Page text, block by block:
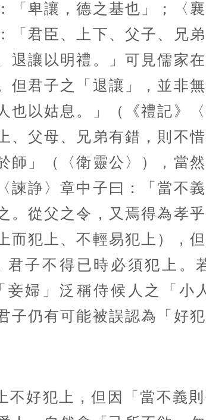
「卑讓，德之基也」；〈
「君臣、上下、父子、兄
讓以明禮。」可見儒家在
但君子之「退讓」，並非
也以姑息。」（《禮記》
、父母、兄弟有錯，則不
師」（〈衛靈公〉），當
諫諍〉章中子曰：「當不
。從父之令，又焉得為孝
而犯上、不輕易犯上），
子不得已時必須犯上。
婦」泛稱侍候人之「小
子仍有可能被誤認為「好
不好犯上，但因「當不義